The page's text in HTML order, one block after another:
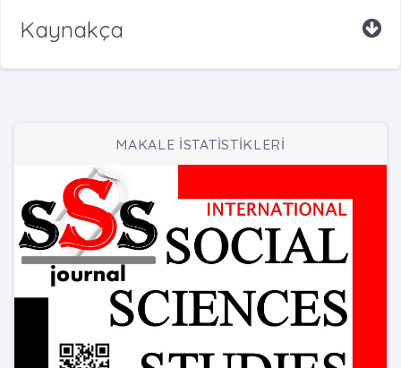
Kaynakça
MAKALE İSTATİSTİKLERİ